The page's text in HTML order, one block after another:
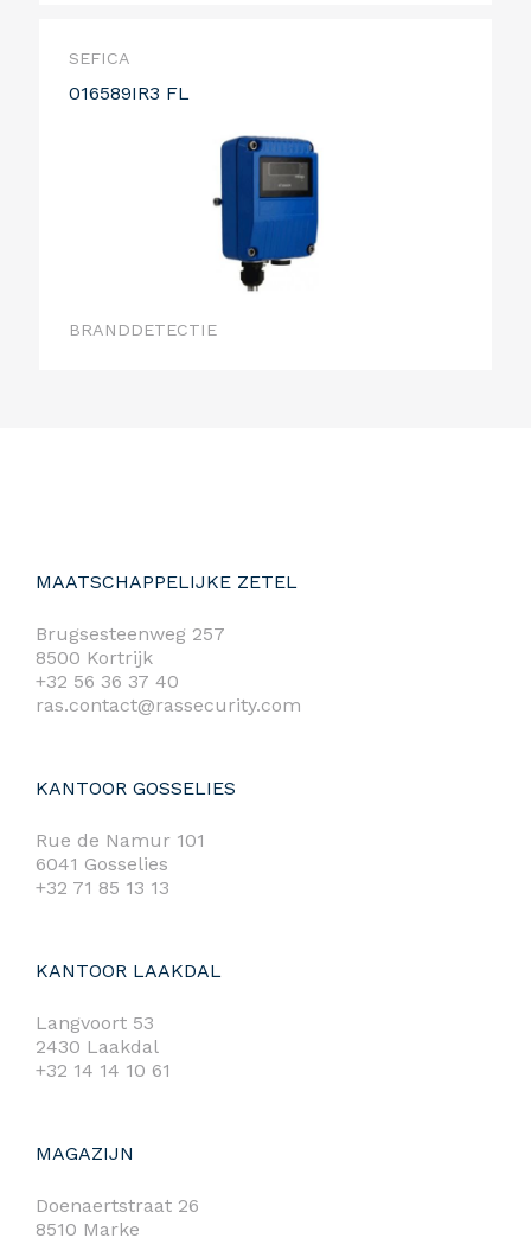
SEFICA
016589IR3 FL
BRANDDETECTIE
MAATSCHAPPELIJKE ZETEL
Brugsesteenweg 257
8500 Kortrijk
+32 56 36 37 40
ras.contact@rassecurity.com
KANTOOR GOSSELIES
Rue de Namur 101
6041 Gosselies
+32 71 85 13 13
KANTOOR LAAKDAL
Langvoort 53
2430 Laakdal
+32 14 14 10 61
MAGAZIJN
Doenaertstraat 26
8510 Marke